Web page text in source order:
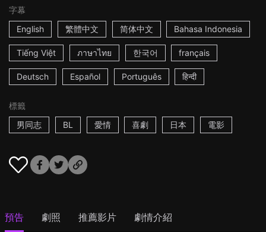
字幕
English
繁體中文 简体中文 Bahasa Indonesia
Tiếng Việt ภาษาไทย 한국어 français
Deutsch Español Português हिन्दी
標籤
男同志
BL 愛情 喜劇 日本 電影
預告 劇照 推薦影片 劇情介紹